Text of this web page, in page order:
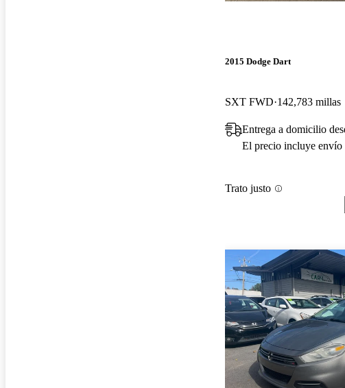
2015 Dodge Dart
SXT FWD 142,783 millas
Entrega a domicilio
El precio incluye envío
Trato justo